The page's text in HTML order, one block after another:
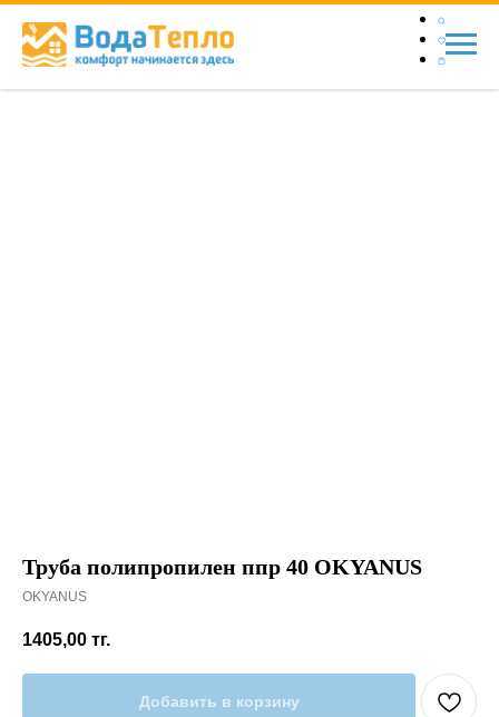
Труба полипропилен ппр 40 OKYANUS
OKYANUS
1405,00 тг.
Добавить в корзину